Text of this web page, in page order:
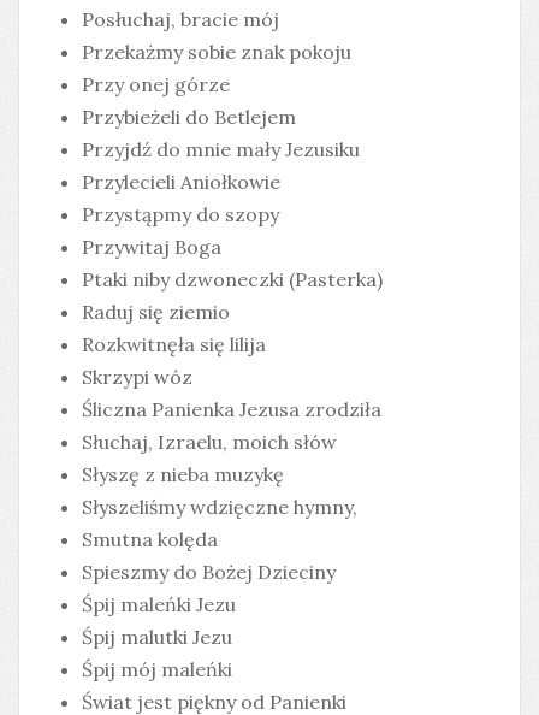
Posłuchaj, bracie mój
Przekażmy sobie znak pokoju
Przy onej górze
Przybieżeli do Betlejem
Przyjdź do mnie mały Jezusiku
Przylecieli Aniołkowie
Przystąpmy do szopy
Przywitaj Boga
Ptaki niby dzwoneczki (Pasterka)
Raduj się ziemio
Rozkwitnęła się lilija
Skrzypi wóz
Śliczna Panienka Jezusa zrodziła
Słuchaj, Izraelu, moich słów
Słyszę z nieba muzykę
Słyszeliśmy wdzięczne hymny,
Smutna kolęda
Spieszmy do Bożej Dzieciny
Śpij maleńki Jezu
Śpij malutki Jezu
Śpij mój maleńki
Świat jest piękny od Panienki